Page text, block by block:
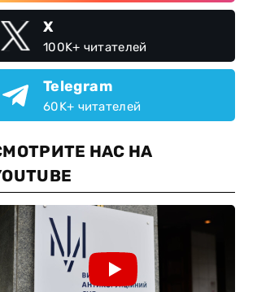
X
100K+ читателей
Telegram
60K+ читателей
НАС НА